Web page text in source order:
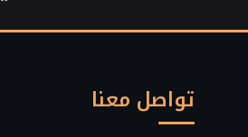
تواصل معنا